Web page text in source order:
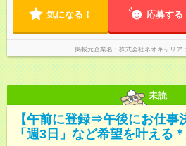
気になる！ 応募する
掲載元企業名 株式会社ネオキャリア
未読
【午前に登録⇒午後にお仕事
「週3日」など希望を叶える